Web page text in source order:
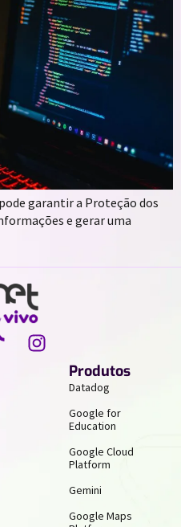
garantir a Proteção dos
e gerar uma
Produtos
Datadog
Google for
Education
Google Cloud
Platform
Gemini
Google Maps